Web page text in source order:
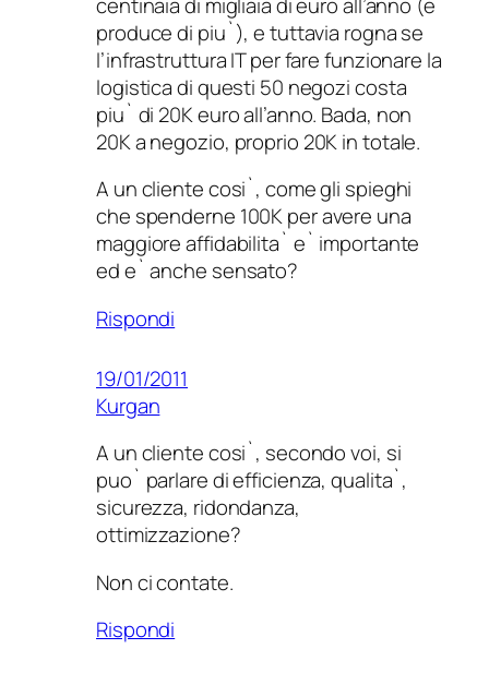
produce di piu`), e tuttavia rogna se
l’infrastruttura IT per fare funzionare la
logistica di questi 50 negozi costa
piu` di 20K euro all’anno. Bada, non
20K a negozio, proprio 20K in totale.
A un cliente cosi`, come gli spieghi
che spenderne 100K per avere una
maggiore affidabilita` e` importante
ed e` anche sensato?
Rispondi
19/01/2011
Kurgan
A un cliente cosi`, secondo voi, si
puo` parlare di efficienza, qualita`,
sicurezza, ridondanza,
ottimizzazione?
Non ci contate.
Rispondi